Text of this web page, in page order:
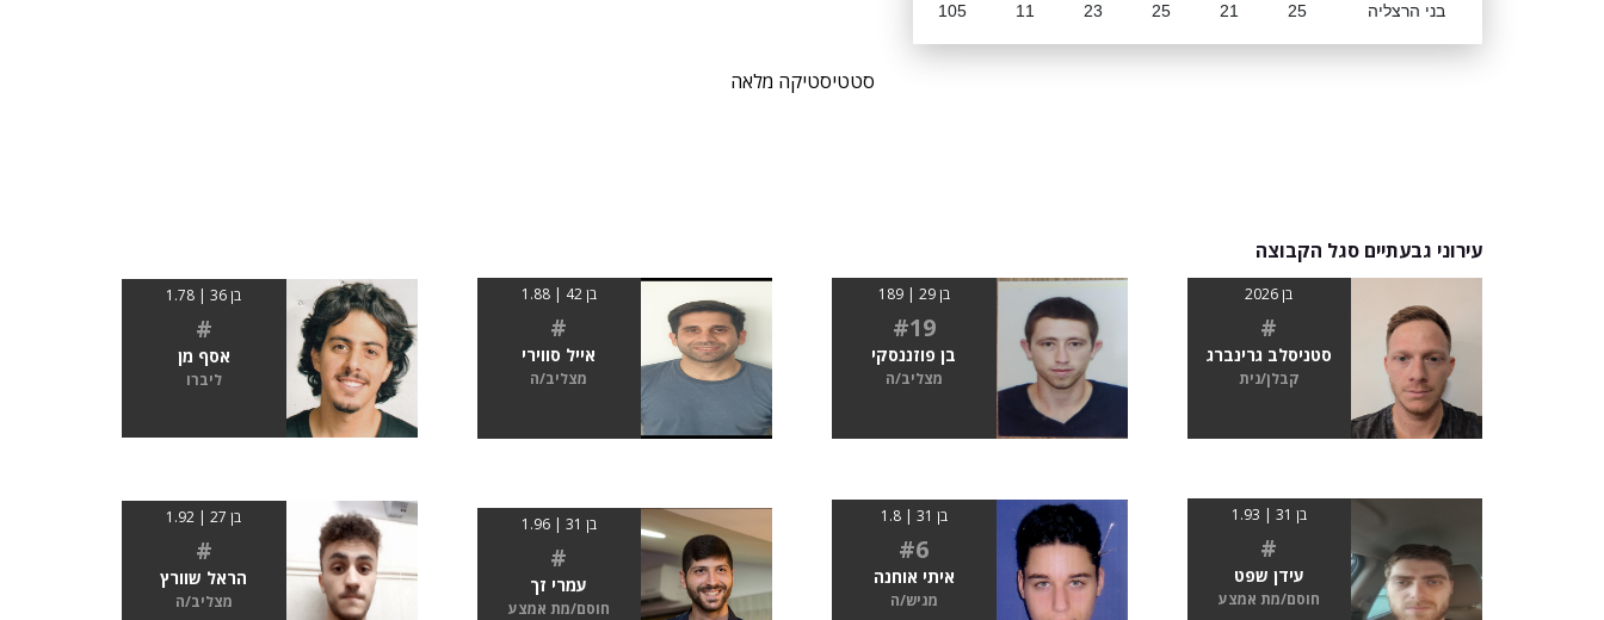
בני הרצליה 25
21
25
23
11
105
סטטיסטיקה מלאה
עירוני גבעתיים סגל הקבוצה
בן 2026
#
סטניסלב גרינברג
קבלן/נית
בן 29 | 189
#19
בן פוזננסקי
מצליב/ה
בן 42 | 1.88
#
אייל סווירי
מצליב/ה
בן 36 | 1.78
#
אסף מן
ליברו
בן 31 | 1.93
#
עידן שפט
חוסם/מת אמצע
בן 31 | 1.8
#6
איתי אוחנה
מגיש/ה
בן 31 | 1.96
#
עמרי זך
חוסם/מת אמצע
בן 27 | 1.92
#
הראל שוורץ
מצליב/ה